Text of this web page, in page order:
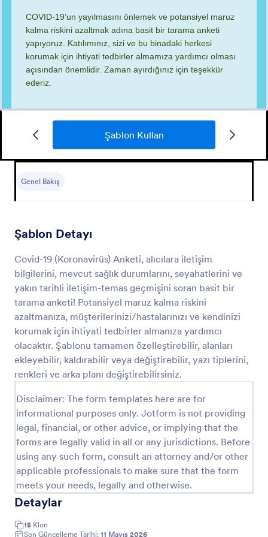
Şablon Kullan
Genel Bakış
Şablon Detayı
Covid-19 (Koronavirüs) Anketi, alıcılara iletişim
bilgilerini, mevcut sağlık durumlarını, seyahatlerini ve
yakın tarihli iletişim-temas geçmişini soran basit bir
tarama anketi! Potansiyel maruz kalma riskini
azaltmanıza, müşterilerinizi/hastalarınızı ve kendinizi
korumak için ihtiyati tedbirler almanıza yardımcı
olacaktır. Şablonu tamamen özelleştirebilir, alanları
ekleyebilir, kaldırabilir veya değiştirebilir, yazı tiplerini,
renkleri ve arka planı değiştirebilirsiniz.
Disclaimer: The form templates here are for
informational purposes only. Jotform is not providing
legal, financial, or other advice, or implying that the
forms are legally valid in all or any jurisdictions. Before
using any such form, consult an attorney and/or other
applicable professionals to make sure that the form
meets your needs, legally and otherwise.
Detaylar
15 Klon
Son Güncelleme Tarihi: 11 Mayıs 2026
Motosiklet Kiralama Sözleşmesi
temel iletişim bilgilerini toplayabilir ve kiralama şart
bir biçimde alabilirsiniz.
Önizleme